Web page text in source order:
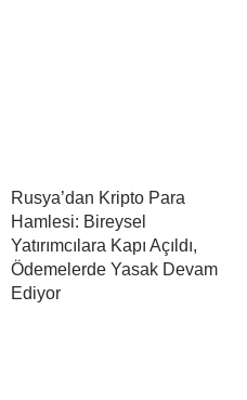
Rusya’dan Kripto Para
Hamlesi: Bireysel
Yatırımcılara Kapı Açıldı,
Ödemelerde Yasak Devam
Ediyor